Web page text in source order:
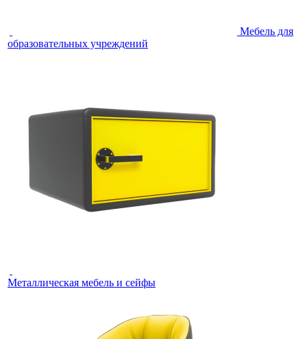
Мебель для
образовательных учреждений
Металлическая мебель и сейфы